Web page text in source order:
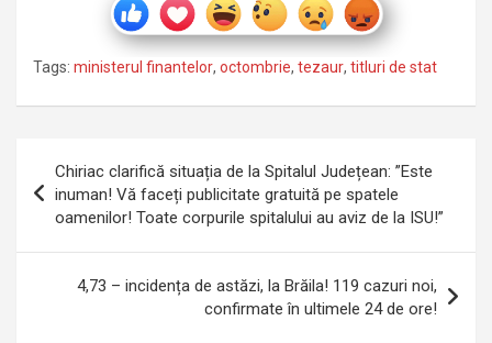
Tags: ministerul finantelor, octombrie, tezaur, titluri de stat
în
articole
Chiriac clarifică situația de la Spitalul Județean: ”Este
inuman! Vă faceți publicitate gratuită pe spatele
oamenilor! Toate corpurile spitalului au aviz de la ISU!”
4,73 – incidența de astăzi, la Brăila! 119 cazuri noi,
confirmate în ultimele 24 de ore!